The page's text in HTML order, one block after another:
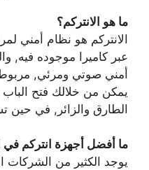
ما هو الانتركم؟
الانتركم هو نظام أمني
عبر كاميرا موجوده فيه,
أمني صوتي ومرئي, مربوط
يمكن من خلالك فتح
الطارق والزائر, في حين
ما أفضل أجهزة انتركم في
يوجد الكثير من الشركات